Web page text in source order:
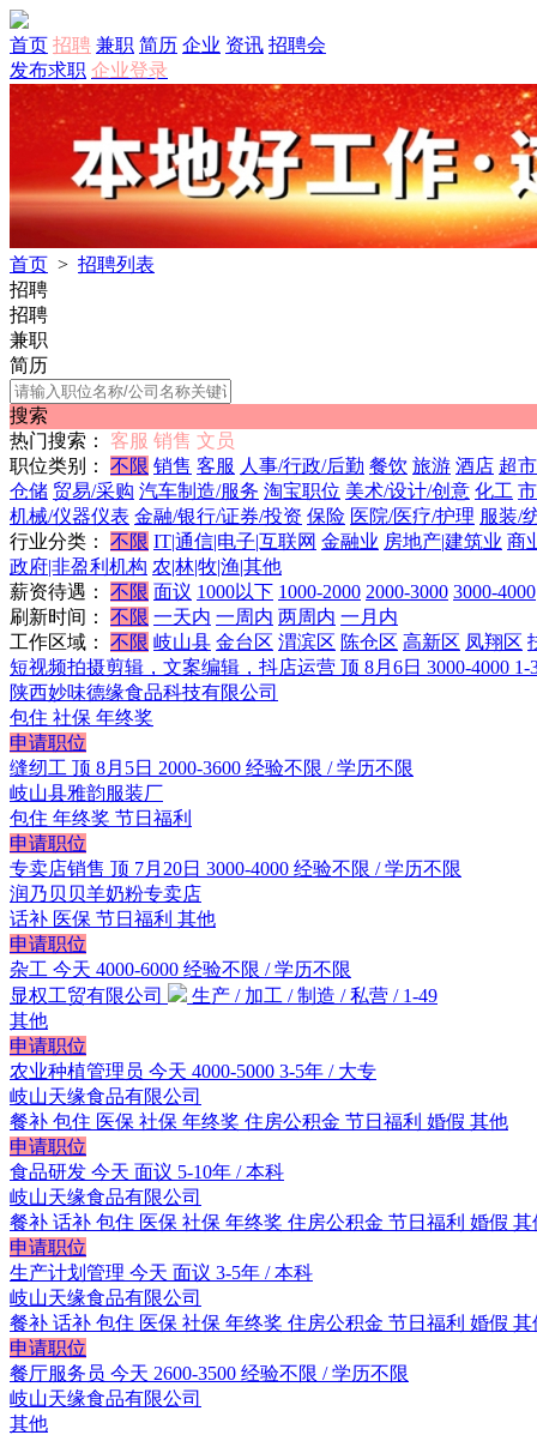
首页 招聘 兼职 简历 企业 资讯 招聘会
发布求职 企业登录
首页 > 招聘列表
招聘
招聘
兼职
简历
搜索
热门搜索：
客服 销售 文员
职位类别：
不限 销售 客服 人事/行政/后勤 餐饮 旅游 酒店 超
仓储 贸易/采购 汽车制造/服务 淘宝职位 美术/设计/创意 化工
机械/仪器仪表 金融/银行/证券/投资 保险 医院/医疗/护理 服装/
行业分类：
不限 IT|通信|电子|互联网 金融业 房地产|建筑业 商
政府|非盈利机构 农|林|牧|渔|其他
薪资待遇：
不限 面议 1000以下 1000-2000 2000-3000 3000-4000
刷新时间：
不限 一天内 一周内 两周内 一月内
工作区域：
不限 岐山县 金台区 渭滨区 陈仓区 高新区 凤翔区
短视频拍摄剪辑，文案编辑，抖店运营 顶 8月6日 3000-4000 1-
陕西妙味德缘食品科技有限公司
包住 社保 年终奖
申请职位
缝纫工 顶 8月5日 2000-3600 经验不限 / 学历不限
岐山县雅韵服装厂
包住 年终奖 节日福利
申请职位
专卖店销售 顶 7月20日 3000-4000 经验不限 / 学历不限
润乃贝贝羊奶粉专卖店
话补 医保 节日福利 其他
申请职位
杂工 今天 4000-6000 经验不限 / 学历不限
显权工贸有限公司
生产 / 加工 / 制造 / 私营 / 1-49
其他
申请职位
农业种植管理员 今天 4000-5000 3-5年 / 大专
岐山天缘食品有限公司
餐补 包住 医保 社保 年终奖 住房公积金 节日福利 婚假 其他
申请职位
食品研发 今天 面议 5-10年 / 本科
岐山天缘食品有限公司
餐补 话补 包住 医保 社保 年终奖 住房公积金 节日福利 婚假 其
申请职位
生产计划管理 今天 面议 3-5年 / 本科
岐山天缘食品有限公司
餐补 话补 包住 医保 社保 年终奖 住房公积金 节日福利 婚假 其
申请职位
餐厅服务员 今天 2600-3500 经验不限 / 学历不限
岐山天缘食品有限公司
其他